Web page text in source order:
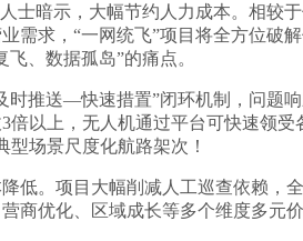
士暗示，大幅节约人力成本。相
需求，“一网统飞”项目将全方位
、数据孤岛”的痛点。
送—快速措置”闭环机制，问题响应
倍以上，无人机通过平台可快速领
型场景尺度化航路架次！
。项目大幅削减人工巡查依赖，
商优化、区域成长等多个维度多元